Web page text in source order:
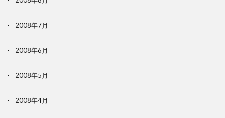
2008年7月
2008年6月
2008年5月
2008年4月